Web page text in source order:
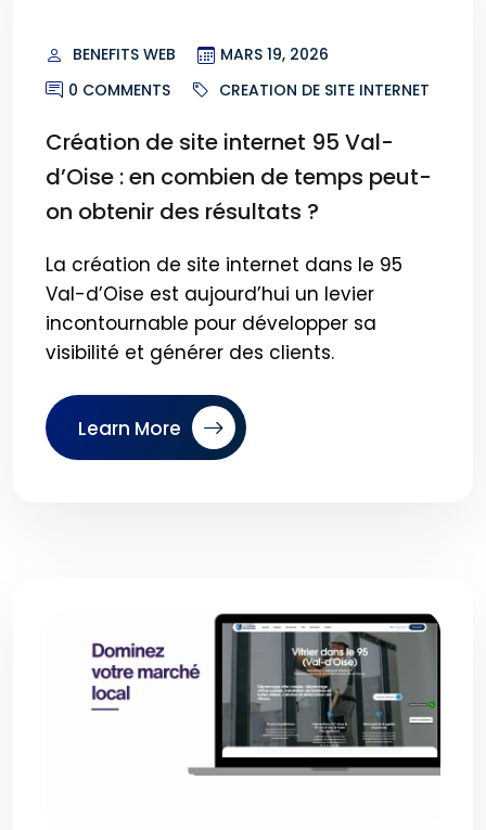
BENEFITS WEB
MARS 19, 2026
0 COMMENTS
CREATION DE SITE INTERNET
Création de site internet 95 Val-
d’Oise : en combien de temps peut-
on obtenir des résultats ?
La création de site internet dans le 95
Val-d’Oise est aujourd’hui un levier
incontournable pour développer sa
visibilité et générer des clients.
Learn More